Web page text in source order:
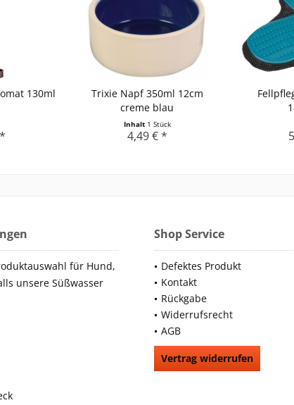
130ml
Trixie Napf 350ml 12cm
creme blau
Inhalt 1 Stück
4,49 € *
für Hund,
unsere Süßwasser
unter Teck
Shop Service
Defektes Produkt
Kontakt
Rückgabe
Widerrufsrecht
AGB
Vertrag widerrufen